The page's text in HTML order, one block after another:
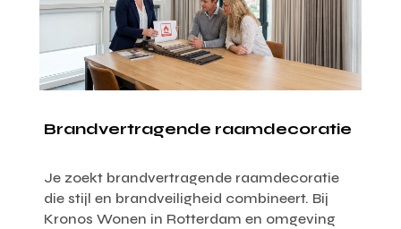
Brandvertragende raamdecoratie
Je zoekt brandvertragende raamdecoratie
die stijl en brandveiligheid combineert. Bij
Kronos Wonen in Rotterdam en omgeving